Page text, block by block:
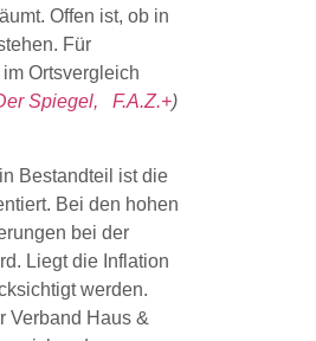
Offen ist, ob in
Für
Ortsvergleich
Spiegel, F.A.Z.+)
Bestandteil ist die
Bei den hohen
bei der
Liegt die Inflation
werden.
Verband Haus &